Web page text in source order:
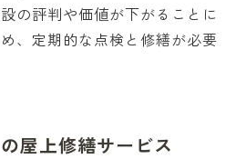
の評判や価値が下がることに
、定期的な点検と修繕が必要
屋上修繕サービス